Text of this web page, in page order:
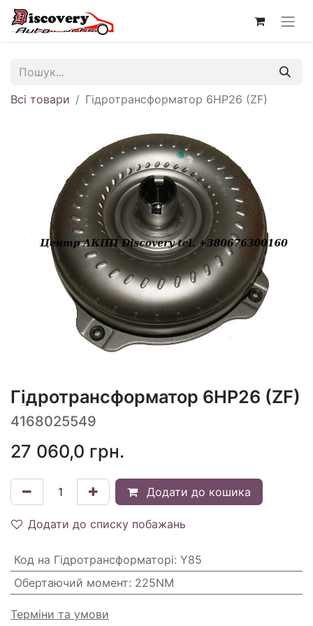
Всі товари Гідротрансформатор 6HP26 (ZF)
Гідротрансформатор 6HP26 (ZF)
4168025549
27 060,0 грн.
Додати до кошика
Додати до списку побажань
Код на Гідротрансформаторі: Y85
Обертаючий момент: 225NM
Терміни та умови